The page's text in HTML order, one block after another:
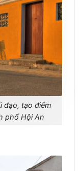
đạo, tạo điểm
phố Hội An